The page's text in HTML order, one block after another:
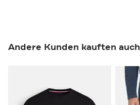
Andere Kunden kauften auch